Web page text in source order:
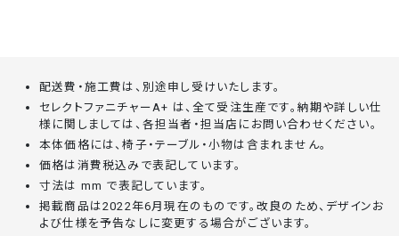
配送費・施工費は、別途申し受けいたします。
セレクトファニチャーA+ は、全て受注生産です。納期や詳しい仕
様に関しましては、各担当者・担当店にお問い合わせください。
本体価格には、椅子・テーブル・小物は含まれません。
価格は消費税込みで表記しています。
寸法は mm で表記しています。
掲載商品は2022年6月現在のものです。改良のため、デザインお
よび仕様を予告なしに変更する場合がございます。